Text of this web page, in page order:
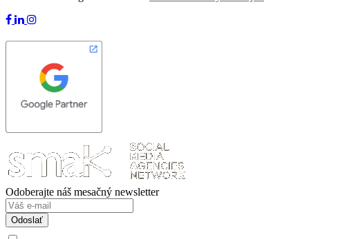
Odoberajte náš mesačný newsletter
Odoslať